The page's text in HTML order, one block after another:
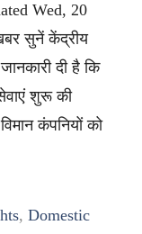
Wed, 20
सुनें केंद्रीय
दी है कि
शुरू की
कंपनियों को
, Domestic